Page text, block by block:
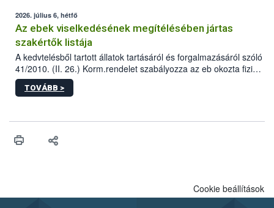
2026. július 6, hétfő
Az ebek viselkedésének megítélésében jártas
szakértők listája
A kedvtelésből tartott állatok tartásáról és forgalmazásáról szóló
41/2010. (II. 26.) Korm.rendelet szabályozza az eb okozta fizikai
sérülés, illetve ennek veszélye keletkezésekor felmerülő
hatósági feladatokat, valamint a veszélyes eb tartását és annak
TOVÁBB >
Cookie beállítások